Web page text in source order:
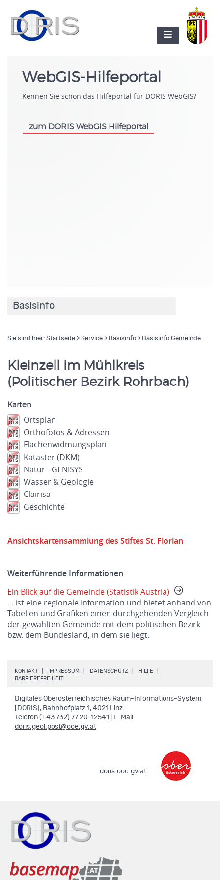
WebGIS-Hilfeportal
Kennen Sie schon das Hilfeportal für DORIS WebGIS?
zum DORIS WebGIS Hilfeportal
Basisinfo
Sie sind hier: Startseite > Service > Basisinfo > Basisinfo Gemeinde
Kleinzell im Mühlkreis
(Politischer Bezirk Rohrbach)
Karten
Ortsplan
Orthofotos & Adressen
Flächenwidmungsplan
Kataster (DKM)
Natur - GENISYS
Wasser & Geologie
Clairisa
Geschichte
Ansichtskartensammlung des Stiftes St. Florian
Weiterführende Informationen
Ein Blick auf die Gemeinde (Statistik Austria)
... ist eine regionale Information und bietet anhand von
Tabellen und Grafiken einen durchgehenden Vergleich
der gewählten Gemeinde mit dem politischen Bezirk
bzw. dem Bundesland, in dem sie liegt.
KONTAKT IMPRESSUM DATENSCHUTZ HILFE
BARRIEREFREIHEIT.
Digitales Oberösterreichisches Raum-Informations-System
[DORIS], Bahnhofplatz 1, 4021 Linz
Telefon (+43 732) 77 20-12541 | E-Mail
doris.geol.post@ooe.gv.at
doris.ooe.gv.at.